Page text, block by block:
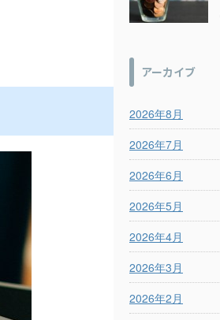
アーカイブ
2026年8月
2026年7月
2026年6月
2026年5月
2026年4月
2026年3月
2026年2月